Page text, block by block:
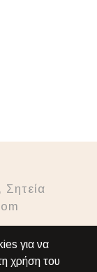
για να
χρήση του